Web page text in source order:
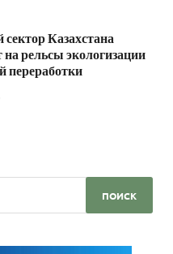
Казахстана
на рельсы экологизации
переработки